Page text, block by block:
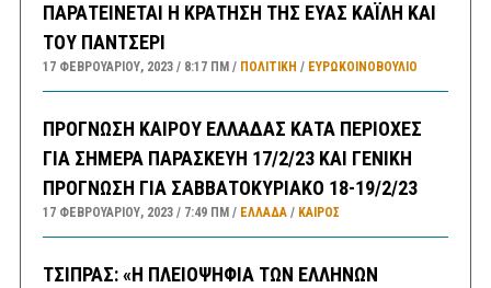
ΠΑΡΑΤΕΙΝΕΤΑΙ Η ΚΡΑΤΗΣΗ ΤΗΣ ΕΥΑΣ ΚΑΪΛΗ ΚΑΙ
ΤΟΥ ΠΑΝΤΣΕΡΙ
17 ΦΕΒΡΟΥΑΡΊΟΥ, 2023 8:17 ΠΜ ΠΟΛΙΤΙΚΗ / ΕΥΡΩΚΟΙΝΟΒΟΥΛΙΟ
ΠΡΟΓΝΩΣΗ ΚΑΙΡΟΥ ΕΛΛΑΔΑΣ ΚΑΤΑ ΠΕΡΙΟΧΕΣ
ΓΙΑ ΣΗΜΕΡΑ ΠΑΡΑΣΚΕΥΗ 17/2/23 ΚΑΙ ΓΕΝΙΚΗ
ΠΡΟΓΝΩΣΗ ΓΙΑ ΣΑΒΒΑΤΟΚΥΡΙΑΚΟ 18-19/2/23
17 ΦΕΒΡΟΥΑΡΊΟΥ, 2023 7:49 ΠΜ ΕΛΛΑΔA/ ΚΑΙΡΌΣ
ΤΣΙΠΡΑΣ: «Η ΠΛΕΙΟΨΗΦΙΑ ΤΩΝ ΕΛΛΗΝΩΝ